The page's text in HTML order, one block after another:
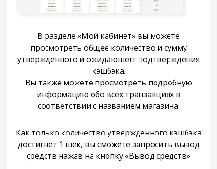
В разделе «Мой кабинет» вы можете
просмотреть общее количество и сумму
утвержденного и ожидающегг подтверждения
кэшбэка.
Вы также можете просмотреть подробную
информацию обо всех транзакциях в
соответствии с названием магазина.
Как только количество утвержденного кэшбэка
достигнет 1 шек, вы сможете запросить вывод
средств нажав на кнопку «Вывод средств»